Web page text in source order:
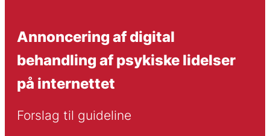
Annoncering af digital
behandling af psykiske lidelser
på internettet
Forslag til guideline